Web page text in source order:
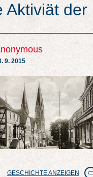
Aktiviät
9. 2015
GESCHICHTE ANZEIGEN